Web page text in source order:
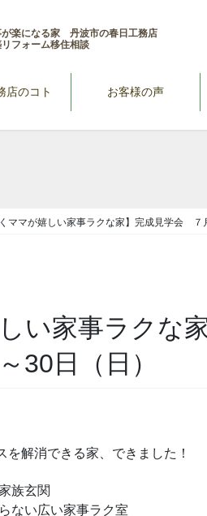
が楽になる家 丹波市の春日工務店
フォーム移住相談
店のコト お客様の声
くママが嬉しい家事ラクな家】完成見学会 ７
しい家事ラクな
30日（日）
解消できる家、できました！
族玄関
ない広い家事ラク室